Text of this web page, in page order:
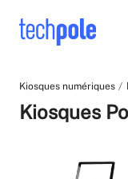
Kiosques numériques
Kiosques